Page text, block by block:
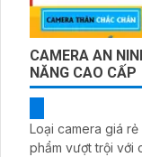
CAMERA AN
NĂNG CAO CẤP
Loại camera giá rẻ
phẩm vượt trội với